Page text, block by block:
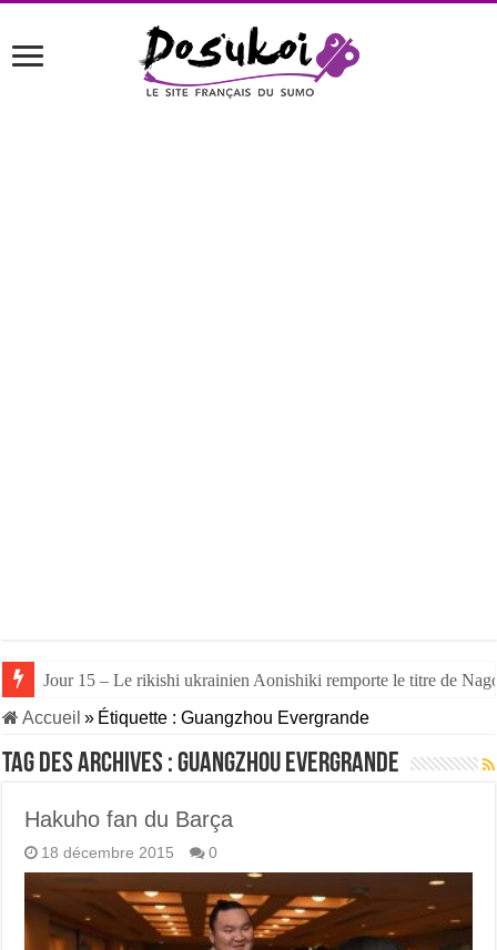
Jour 15 – Le rikishi ukrainien Aonishiki remporte le titre de
Accueil » Étiquette :Guangzhou Evergrande
Tag des archives :Guangzhou Evergrande
Hakuho fan du Barça
18 décembre 2015 0